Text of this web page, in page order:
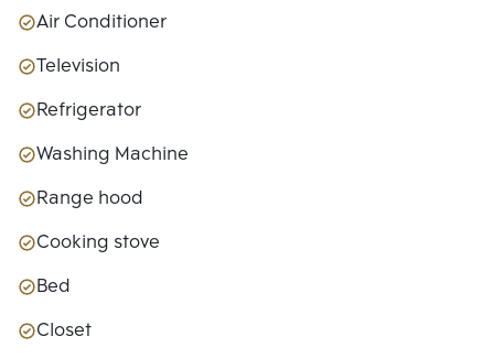
Air Conditioner
Television
Refrigerator
Washing Machine
Range hood
Cooking stove
Bed
Closet